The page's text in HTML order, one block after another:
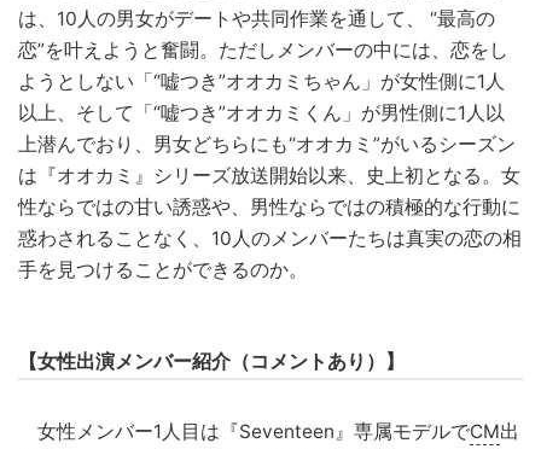
は、10人の男女がデートや共同作業を通して、 “最高の
恋”を叶えようと奮闘。ただしメンバーの中には、恋をし
ようとしない「“嘘つき”オオカミちゃん」が女性側に1人
以上、そして「“嘘つき”オオカミくん」が男性側に1人以
上潜んでおり、男女どちらにも“オオカミ”がいるシーズン
は『オオカミ』シリーズ放送開始以来、史上初となる。女
性ならではの甘い誘惑や、男性ならではの積極的な行動に
惑わされることなく、10人のメンバーたちは真実の恋の相
手を見つけることができるのか。
【女性出演メンバー紹介（コメントあり）】
女性メンバー1人目は『Seventeen』専属モデルでCM出